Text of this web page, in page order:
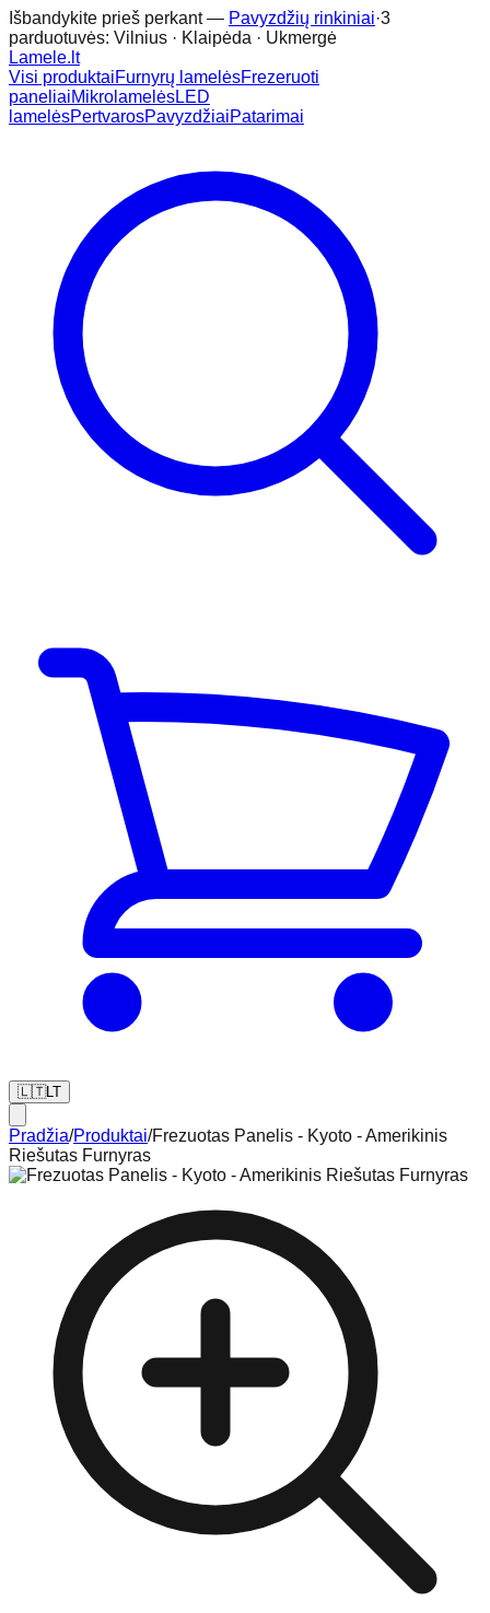
Išbandykite prieš perkant — Pavyzdžių rinkiniai·3
parduotuvės: Vilnius · Klaipėda · Ukmergė
Lamele.lt
Visi produktaiFurnyrų lamelėsFrezeruoti
paneliaiMikrolamelėsLED
lamelėsPertvarosPavyzdžiaiPatarimai
🇱🇹LT
Pradžia/Produktai/Frezuotas Panelis - Kyoto - Amerikinis
Riešutas Furnyras